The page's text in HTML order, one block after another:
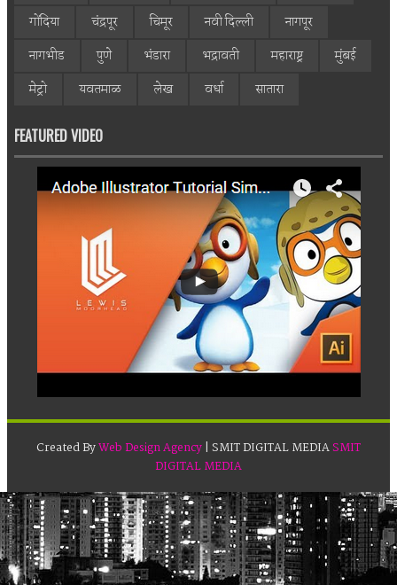
गोंदिया
चंद्रपूर चिमूर नवी दिल्ली
नागपूर
नागभीड
पुणे भंडारा भद्रावती महाराष्ट्र
मुंबई
मेट्रो
यवतमाळ लेख वर्धा सातारा
FEATURED VIDEO
Created ByWeb Design Agency| SMIT DIGITAL MEDIASMIT
DIGITAL MEDIA